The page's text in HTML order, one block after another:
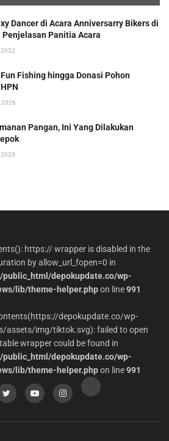
Dancer di Acara Anniversarry Bikers di
Penjelasan Panitia Acara
2022
Fishing hingga Donasi Pohon
2026
Pangan, Ini Yang Dilakukan
2023
https:// wrapper is disabled in the
by allow_url_fopen=0 in
depokupdate.co/wp-
lib/theme-helper.phpon line991
depokupdate.co/wp-
assets/img/tiktok.svg): failed to open
wrapper could be found in
depokupdate.co/wp-
lib/theme-helper.phpon line991